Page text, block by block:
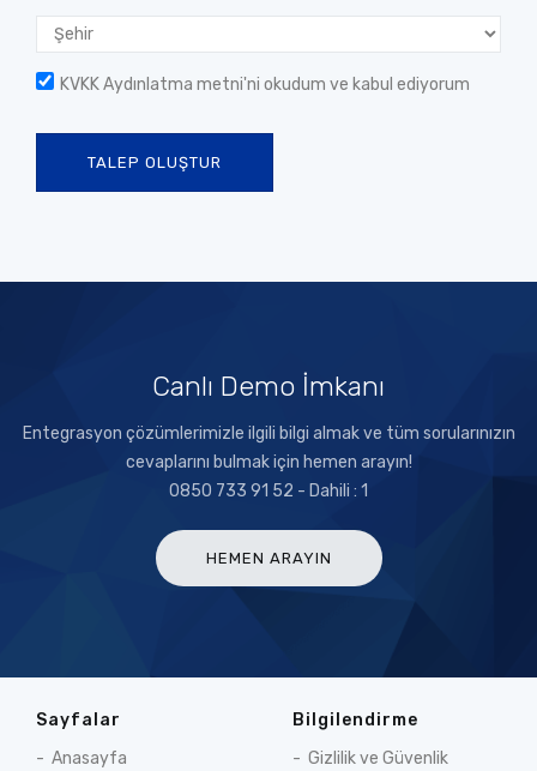
KVKK Aydınlatma metni'ni okudum ve kabul ediyorum
TALEP OLUŞTUR
Canlı Demo İmkanı
Entegrasyon çözümlerimizle ilgili bilgi almak ve tüm sorularınızın
cevaplarını bulmak için hemen arayın!
0850 733 91 52 - Dahili : 1
HEMEN ARAYIN
Sayfalar
Anasayfa
Bilgilendirme
Gizlilik ve Güvenlik